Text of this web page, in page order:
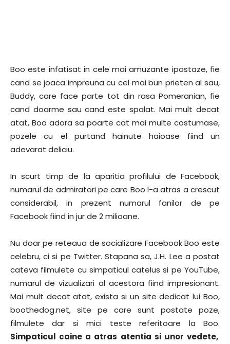
Boo este infatisat in cele mai amuzante ipostaze, fie
cand se joaca impreuna cu cel mai bun prieten al sau,
Buddy, care face parte tot din rasa Pomeranian, fie
cand doarme sau cand este spalat. Mai mult decat
atat, Boo adora sa poarte cat mai multe costumase,
pozele cu el purtand hainute haioase fiind un
adevarat deliciu.
In scurt timp de la aparitia profilului de Facebook,
numarul de admiratori pe care Boo l-a atras a crescut
considerabil, in prezent numarul fanilor de pe
Facebook fiind in jur de 2 milioane.
Nu doar pe reteaua de socializare Facebook Boo este
celebru, ci si pe Twitter. Stapana sa, J.H. Lee a postat
cateva filmulete cu simpaticul catelus si pe YouTube,
numarul de vizualizari al acestora fiind impresionant.
Mai mult decat atat, exista si un site dedicat lui Boo,
boothedog.net, site pe care sunt postate poze,
filmulete dar si mici teste referitoare la Boo.
Simpaticul caine a atras atentia si unor vedete,